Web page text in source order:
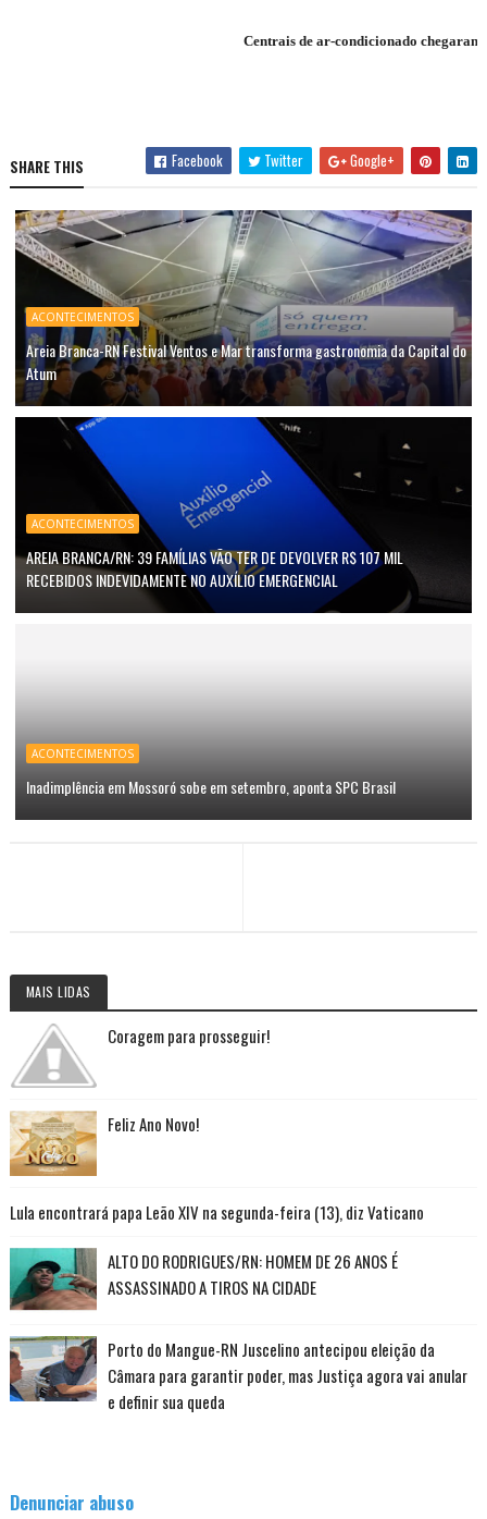
Centrais de ar-condicionado
SHARE THIS Facebook Twitter Google+
ACONTECIMENTOS
Areia Branca-RN Festival Ventos e Mar transforma gastronomia da Capital do
Atum
ACONTECIMENTOS
AREIA BRANCA/RN: 39 FAMÍLIAS VÃO TER DE DEVOLVER R$ 107 MIL
RECEBIDOS INDEVIDAMENTE NO AUXÍLIO EMERGENCIAL
ACONTECIMENTOS
Inadimplência em Mossoró sobe em setembro, aponta SPC Brasil
MAIS LIDAS
Coragem para prosseguir!
Feliz Ano Novo!
Lula encontrará papa Leão XIV na segunda-feira (13), diz Vaticano
ALTO DO RODRIGUES/RN: HOMEM DE 26 ANOS É
ASSASSINADO A TIROS NA CIDADE
Porto do Mangue-RN Juscelino antecipou eleição da
Câmara para garantir poder, mas Justiça agora vai anular
e definir sua queda
Denunciar abuso